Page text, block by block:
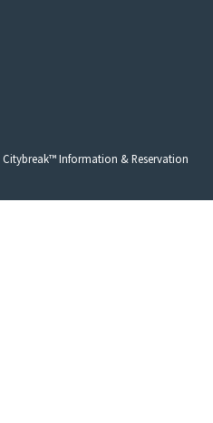
Citybreak™ Information & Reservation